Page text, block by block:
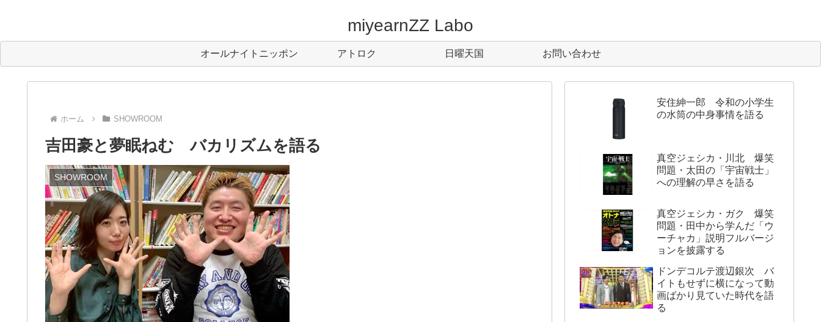
miyearnZZ Labo
オールナイトニッポン アトロク 日曜天国 お問い合わせ
ホーム SHOWROOM
吉田豪と夢眠ねむ バカリズムを語る
SHOWROOM
安住紳一郎 令和の小学生
の水筒の中身事情を語る
真空ジェシカ・川北 爆笑
問題・太田の「宇宙戦士」
への理解の早さを語る
真空ジェシカ・ガク 爆笑
問題・田中から学んだ「ウ
ーチャカ」説明フルバージ
ョンを披露する
ドンデコルテ渡辺銀次 バ
イトもせずに横になって動
画ばかり見ていた時代を語
る